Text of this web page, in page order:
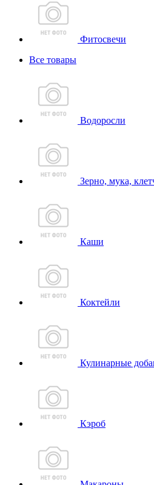
Фитосвечи
Все товары
Водоросли
Зерно, мука,
Каши
Коктейли
Кулинарные
Кэроб